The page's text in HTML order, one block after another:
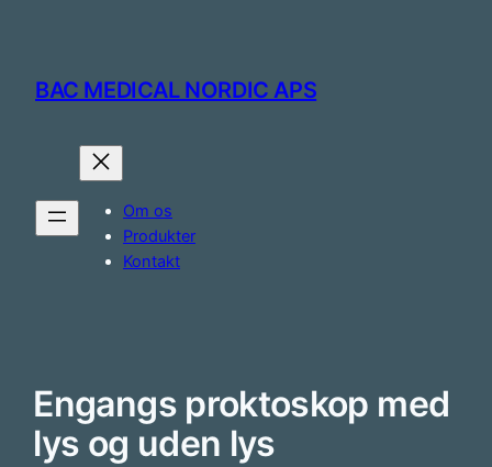
BAC MEDICAL NORDIC APS
Om os
Produkter
Kontakt
Engangs proktoskop med
lys og uden lys